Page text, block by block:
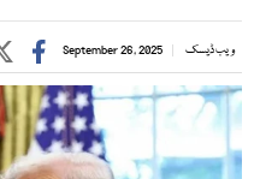
ویب ڈیسک September 26, 2025